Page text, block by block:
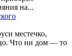
на...
местечко,
Что ни дом — то